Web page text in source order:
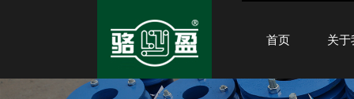
首页 关于